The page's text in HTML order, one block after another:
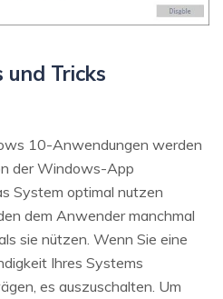
Tricks
10-Anwendungen werden
der Windows-App
System optimal nutzen
dem Anwender manchmal
sie nützen. Wenn Sie eine
Ihres Systems
es auszuschalten. Um